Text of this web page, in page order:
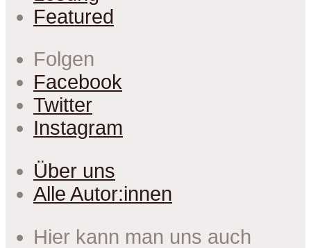
Featured
Folgen
Facebook
Twitter
Instagram
Über uns
Alle Autor:innen
Hier kann man uns auch